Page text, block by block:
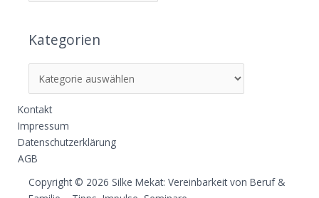
Kategorien
Kontakt
Impressum
Datenschutzerklärung
AGB
Copyright © 2026 Silke Mekat: Vereinbarkeit von Beruf &